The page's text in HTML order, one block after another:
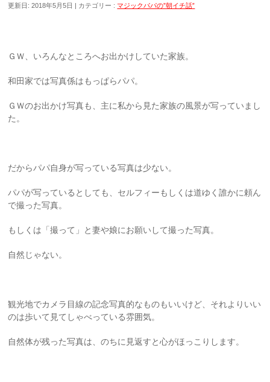
更新日: 2018年5月5日 カテゴリー :マジックパパの”朝イチ話”
ＧＷ、いろんなところへお出かけしていた家族。
和田家では写真係はもっぱらパパ。
ＧＷのお出かけ写真も、主に私から見た家族の風景が写っていまし
た。
だからパパ自身が写っている写真は少ない。
パパが写っているとしても、セルフィーもしくは道ゆく誰かに頼ん
で撮った写真。
もしくは「撮って」と妻や娘にお願いして撮った写真。
自然じゃない。
観光地でカメラ目線の記念写真的なものもいいけど、それよりいい
のは歩いて見てしゃべっている雰囲気。
自然体が残った写真は、のちに見返すと心がほっこりします。